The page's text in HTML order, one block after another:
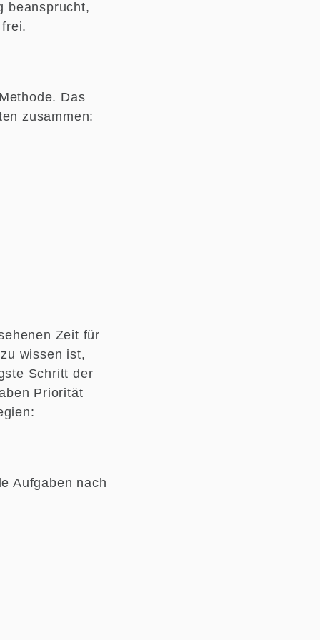
beansprucht,
Das
zusammen:
Zeit für
wissen ist,
Schritt der
Priorität
Aufgaben nach